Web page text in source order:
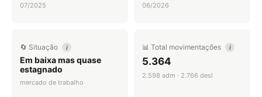
07/2025 06/2026
🔄 Situação i
Em baixa mas quase
estagnado
mercado de trabalho
📊 Total movimentações i
5.364
2.598 adm · 2.766 desl